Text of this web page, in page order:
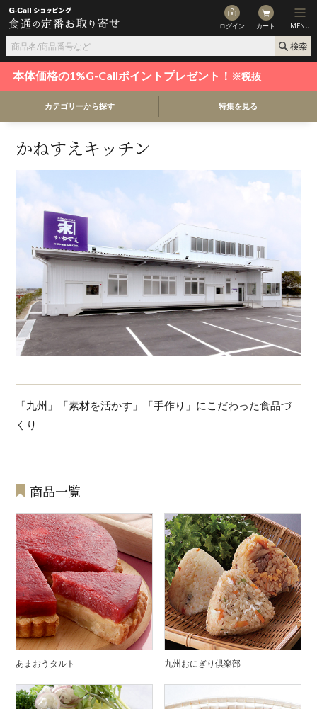
ログイン カート MENU
本体価格の1%G-Callポイントプレゼント！ ※税抜
カテゴリーから探す 特集を見る
かねすえキッチン
「九州」「素材を活かす」「手作り」にこだわった食品づ
くり
商品一覧
あまおうタルト 九州おにぎり倶楽部